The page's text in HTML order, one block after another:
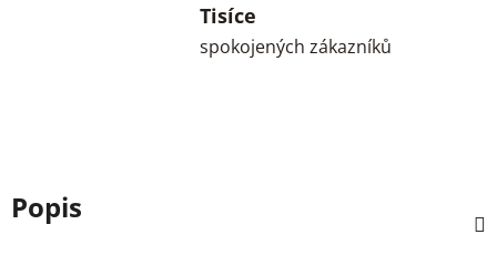
Tisíce
spokojených zákazníků
Popis